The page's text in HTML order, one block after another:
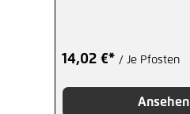
14,02 €* / Je Pfosten
Ansehen